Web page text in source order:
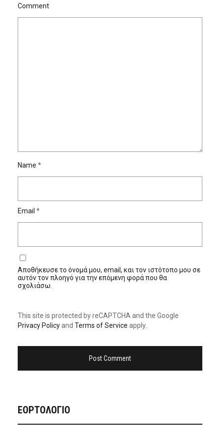
Comment
Name *
Email *
Αποθήκευσε το όνομά μου, email, και τον ιστότοπο μου σε
αυτόν τον πλοηγό για την επόμενη φορά που θα
σχολιάσω.
This site is protected by reCAPTCHA and the Google
Privacy Policyand Terms of Service apply.
ΕΟΡΤΟΛΟΓΙΟ